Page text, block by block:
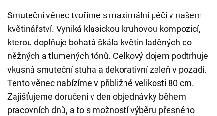
Smuteční věnec tvoříme s maximální péčí v našem
květinářství. Vyniká klasickou kruhovou kompozicí,
kterou doplňuje bohatá škála květin laděných do
něžných a tlumených tónů. Celkový dojem podtrhuje
vkusná smuteční stuha a dekorativní zeleň v pozadí.
Tento věnec nabízíme v přibližné velikosti 80 cm.
Zajišťujeme doručení v den objednávky během
pracovních dnů, a to s možností výběru přesného